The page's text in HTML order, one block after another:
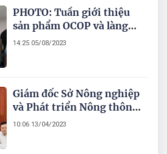
PHOTO: Tuần giới thiệu
sản phẩm OCOP và làng
nghề Hà Nội năm 2023
14:25 05/08/2023
Giám đốc Sở Nông nghiệp
và Phát triển Nông thôn
Nguyễn Xuân Đại kiêm
10:06 13/04/2023